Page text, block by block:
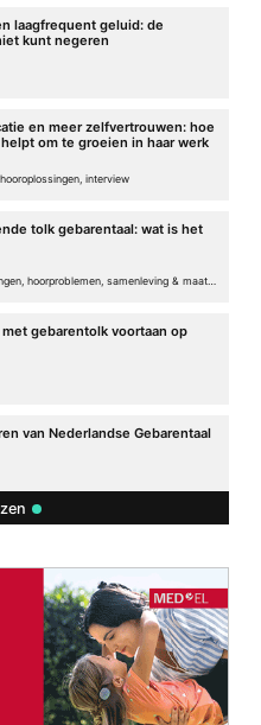
laagfrequent geluid: de
kunt negeren
en meer zelfvertrouwen: hoe
om te groeien in haar werk
interview
tolk gebarentaal: wat is het
gebarentolk voortaan op
van Nederlandse Gebarentaal